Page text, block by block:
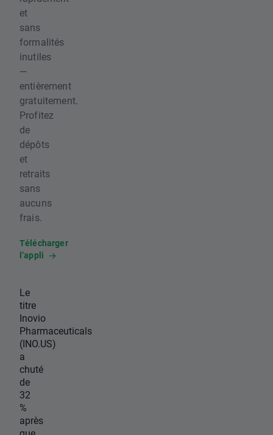
et
sans
formalités
inutiles
—
entièrement
gratuitement.
Profitez
de
dépôts
et
retraits
sans
aucuns
frais.
Télécharger
l’appli
Le
titre
Inovio
Pharmaceuticals
(INO.US)
a
chuté
de
32
%
après